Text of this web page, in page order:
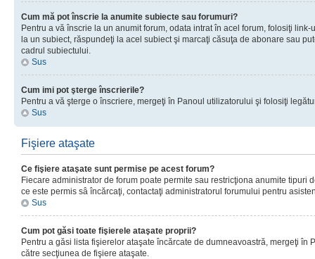
Cum mă pot înscrie la anumite subiecte sau forumuri?
Pentru a vă înscrie la un anumit forum, odata intrat în acel forum, folosiţi
la un subiect, răspundeţi la acel subiect şi marcaţi căsuţa de abonare sau
cadrul subiectului.
Sus
Cum imi pot şterge înscrierile?
Pentru a vă şterge o înscriere, mergeţi în Panoul utilizatorului şi folosiţi
Sus
Fişiere ataşate
Ce fişiere ataşate sunt permise pe acest forum?
Fiecare administrator de forum poate permite sau restricţiona anumite tipuri
ce este permis sâ încărcaţi, contactaţi administratorul forumului pentru
Sus
Cum pot găsi toate fişierele ataşate proprii?
Pentru a găsi lista fişierelor ataşate încărcate de dumneavoastră, mergeţi în
către secţiunea de fişiere ataşate.